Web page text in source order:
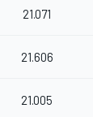
21.071
21.606
21.005